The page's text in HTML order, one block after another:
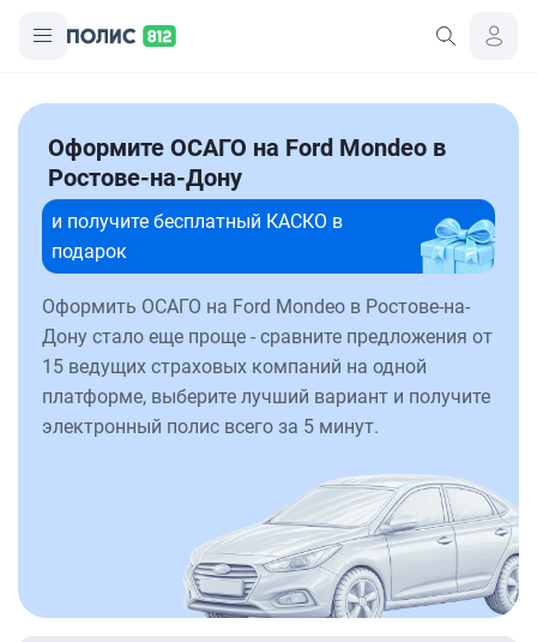
Оформите ОСАГО на Ford Mondeo в
Ростове-на-Дону
и получите бесплатный КАСКО в
подарок
Оформить ОСАГО на Ford Mondeo в Ростове-на-
Дону стало еще проще - сравните предложения от
15 ведущих страховых компаний на одной
платформе, выберите лучший вариант и получите
электронный полис всего за 5 минут.